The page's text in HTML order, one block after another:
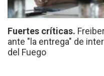
Fuertes críticas.
ante "la entrega" de
del Fuego